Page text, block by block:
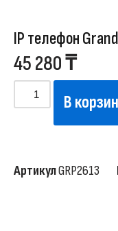
IP телефон
45 280₸
В
АртикулGRP2613